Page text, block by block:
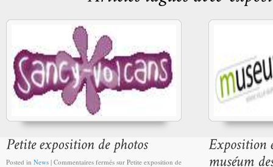
Posted in News | Commentaires fermés sur Petite exposition de